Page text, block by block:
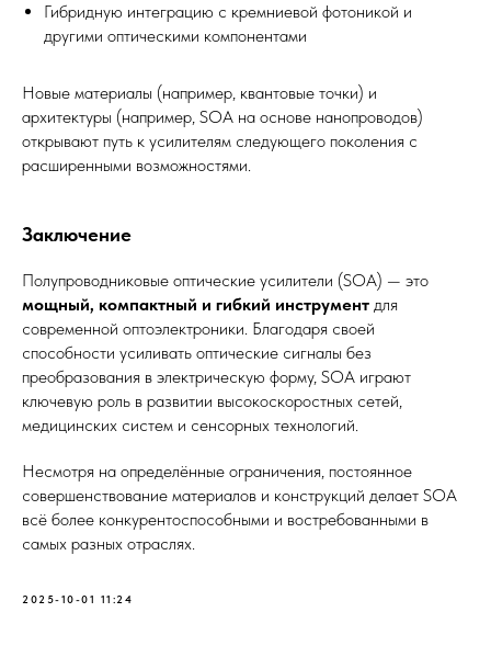
Гибридную интеграцию с кремниевой фотоникой и
другими оптическими компонентами
Новые материалы (например, квантовые точки) и
архитектуры (например, SOA на основе нанопроводов)
открывают путь к усилителям следующего поколения с
расширенными возможностями.
Заключение
Полупроводниковые оптические усилители (SOA) — это
мощный, компактный и гибкий инструмент для
современной оптоэлектроники. Благодаря своей
способности усиливать оптические сигналы без
преобразования в электрическую форму, SOA играют
ключевую роль в развитии высокоскоростных сетей,
медицинских систем и сенсорных технологий.
Несмотря на определённые ограничения, постоянное
совершенствование материалов и конструкций делает SOA
всё более конкурентоспособными и востребованными в
самых разных отраслях.
2025-10-01 11:24